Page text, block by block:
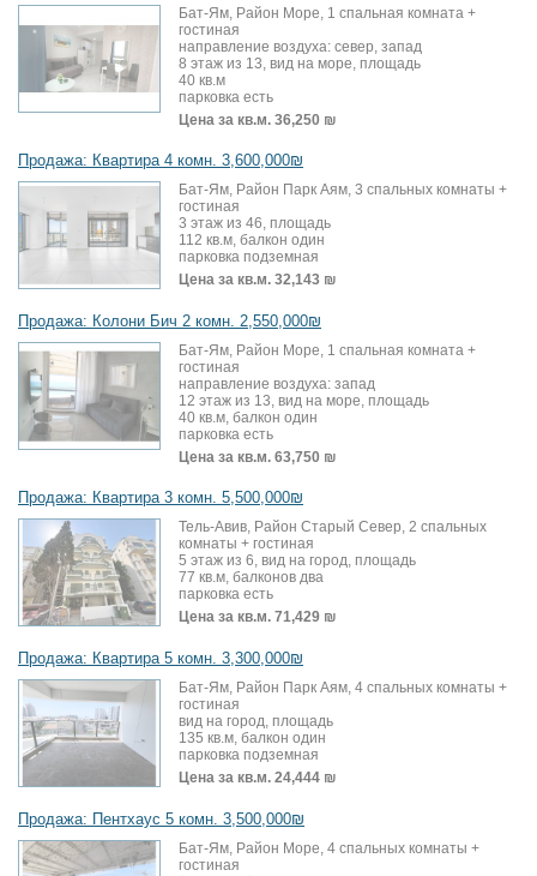
Бат-Ям, Район Море, 1 спальная комната +
гостиная
направление воздуха: север, запад
8 этаж из 13, вид на море, площадь
40 кв.м
парковка есть
Цена за кв.м. 36,250 ₪
Продажа: Квартира 4 комн. 3,600,000₪
Бат-Ям, Район Парк Аям, 3 спальных комнаты +
гостиная
3 этаж из 46, площадь
112 кв.м, балкон один
парковка подземная
Цена за кв.м. 32,143 ₪
Продажа: Колони Бич 2 комн. 2,550,000₪
Бат-Ям, Район Море, 1 спальная комната +
гостиная
направление воздуха: запад
12 этаж из 13, вид на море, площадь
40 кв.м, балкон один
парковка есть
Цена за кв.м. 63,750 ₪
Продажа: Квартира 3 комн. 5,500,000₪
Тель-Авив, Район Старый Север, 2 спальных
комнаты + гостиная
5 этаж из 6, вид на город, площадь
77 кв.м, балконов два
парковка есть
Цена за кв.м. 71,429 ₪
Продажа: Квартира 5 комн. 3,300,000₪
Бат-Ям, Район Парк Аям, 4 спальных комнаты +
гостиная
вид на город, площадь
135 кв.м, балкон один
парковка подземная
Цена за кв.м. 24,444 ₪
Продажа: Пентхаус 5 комн. 3,500,000₪
Бат-Ям, Район Море, 4 спальных комнаты +
гостиная